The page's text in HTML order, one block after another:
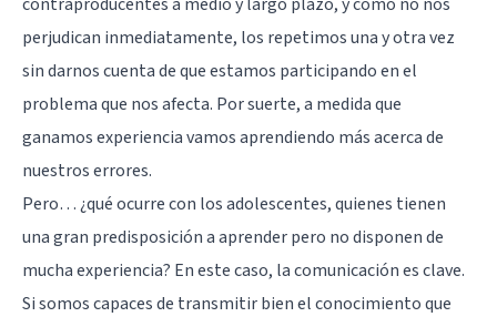
perjudican inmediatamente, los repetimos una y otra vez
sin darnos cuenta de que estamos participando en el
problema que nos afecta. Por suerte, a medida que
ganamos experiencia vamos aprendiendo más acerca de
nuestros errores.
Pero… ¿qué ocurre con los adolescentes, quienes tienen
una gran predisposición a aprender pero no disponen de
mucha experiencia? En este caso, la comunicación es clave.
Si somos capaces de transmitir bien el conocimiento que